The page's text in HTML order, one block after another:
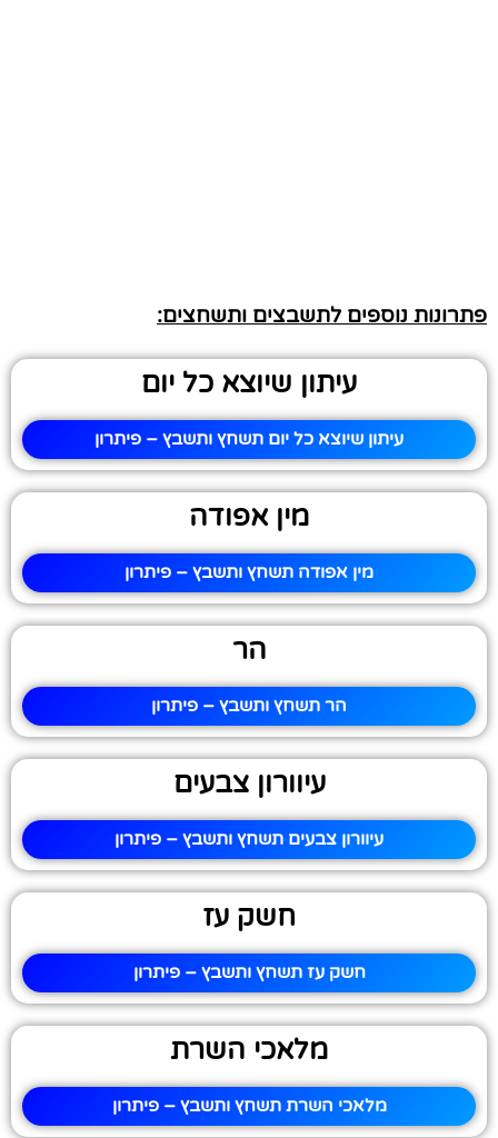
פתרונות נוספים לתשבצים ותשחצים:
עיתון שיוצא כל יום
עיתון שיוצא כל יום תשחץ ותשבץ – פיתרון
מין אפודה
מין אפודה תשחץ ותשבץ – פיתרון
הר
הר תשחץ ותשבץ – פיתרון
עיוורון צבעים
עיוורון צבעים תשחץ ותשבץ – פיתרון
חשק עז
חשק עז תשחץ ותשבץ – פיתרון
מלאכי השרת
מלאכי השרת תשחץ ותשבץ – פיתרון